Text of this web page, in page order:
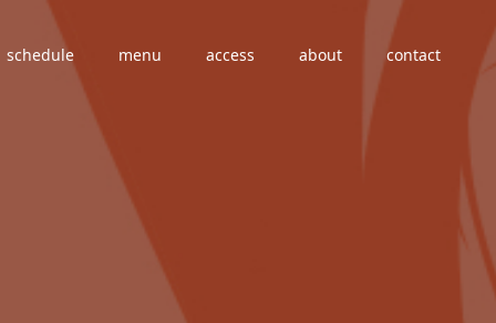
schedule menu access about contact